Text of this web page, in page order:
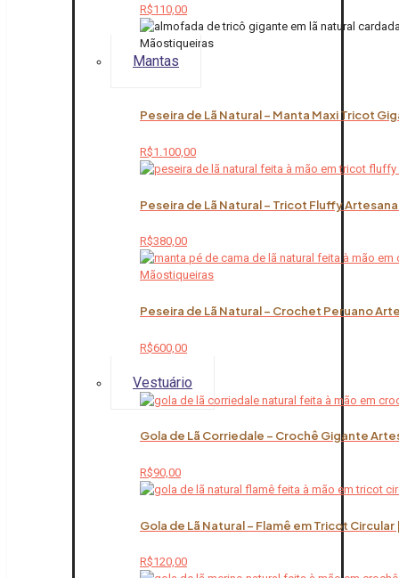
R$110,00
Mantas
Peseira de Lã Natural – Manta Maxi Tricot
R$1.100,00
Peseira de Lã Natural – Tricot Fluffy
R$380,00
Peseira de Lã Natural – Crochet Peruano
R$600,00
Vestuário
Gola de Lã Corriedale – Crochê Gigante
R$90,00
Gola de Lã Natural – Flamê em Tricot
R$120,00